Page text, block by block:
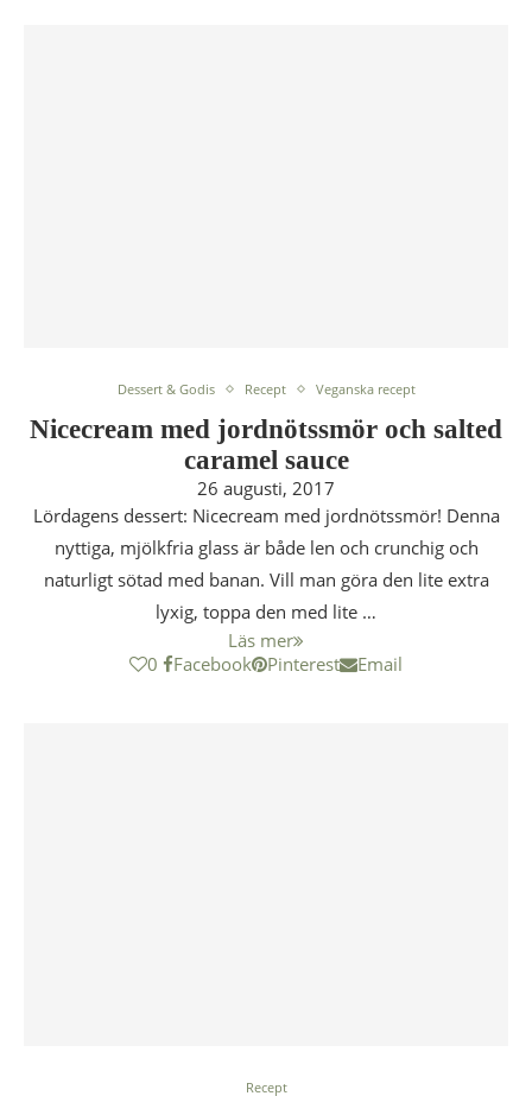
Dessert & Godis Recept Veganska recept
Nicecream med jordnötssmör och salted
caramel sauce
26 augusti, 2017
Lördagens dessert: Nicecream med jordnötssmör! Denna
nyttiga, mjölkfria glass är både len och crunchig och
naturligt sötad med banan. Vill man göra den lite extra
lyxig, toppa den med lite …
Läs mer
0
Facebook Pinterest Email
Recept